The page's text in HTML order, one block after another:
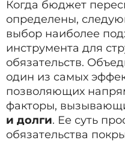
Когда бюджет
определены,
выбор наиболее
инструмента для
обязательств.
один из самых
позволяющих
факторы,
и долги. Ее суть
обязательства